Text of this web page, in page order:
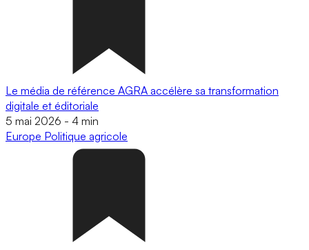
Le média de référence AGRA accélère sa transformation
digitale et éditoriale
5 mai 2026 - 4 min
Europe Politique agricole